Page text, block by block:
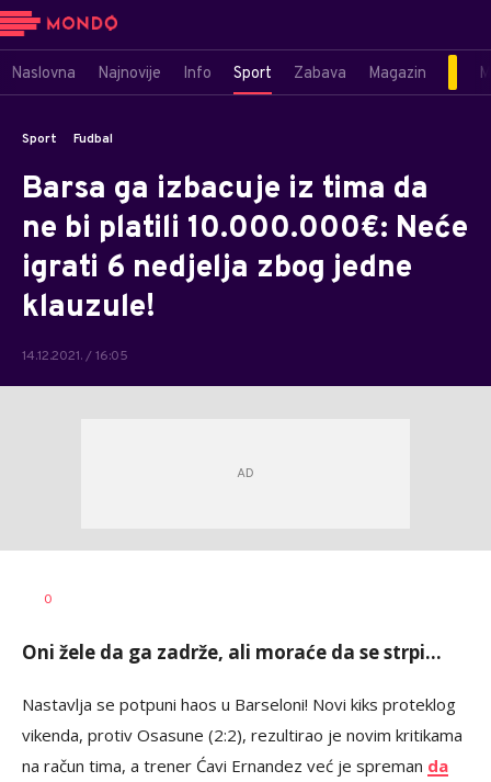
Naslovna Najnovije Info Sport Zabava Magazin
Sport Fudbal
Barsa ga izbacuje iz tima da
ne bi platili 10.000.000€: Neće
igrati 6 nedjelja zbog jedne
klauzule!
14.12.2021. / 16:05
AUTOR
0
Oni žele da ga zadrže, ali moraće da se strpi...
Nastavlja se potpuni haos u Barseloni! Novi kiks proteklog
vikenda, protiv Osasune (2:2), rezultirao je novim kritikama
na račun tima, a trener Ćavi Ernandez već je spreman da